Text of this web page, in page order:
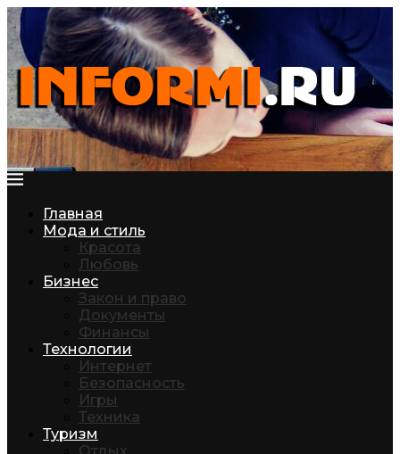
Главная
Мода и стиль
Красота
Любовь
Бизнес
Закон и право
Документы
Финансы
Технологии
Интернет
Безопасность
Игры
Техника
Туризм